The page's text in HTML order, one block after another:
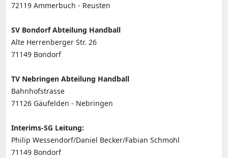
72119 Ammerbuch - Reusten
SV Bondorf Abteilung Handball
Alte Herrenberger Str. 26
71149 Bondorf
TV Nebringen Abteilung Handball
Bahnhofstrasse
71126 Gäufelden - Nebringen
Interims-SG Leitung:
Philip Wessendorf/Daniel Becker/Fabian Schmohl
71149 Bondorf